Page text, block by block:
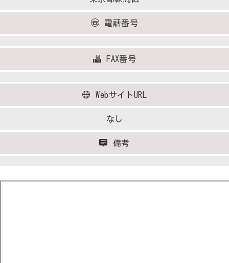
電話番号
FAX番号
WebサイトURL
なし
備考